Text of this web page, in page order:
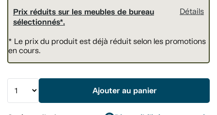
Prix réduits sur les meubles de bureau
sélectionnés*.
Détails
* Le prix du produit est déjà réduit selon les promotions
en cours.
Ajouter au panier